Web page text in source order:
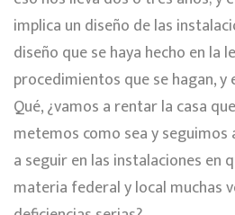
implica un diseño de las
diseño que se haya hecho en la
procedimientos que se hagan, y
Qué, ¿vamos a rentar la casa
metemos como sea y seguimos
a seguir en las instalaciones en
materia federal y local muchas